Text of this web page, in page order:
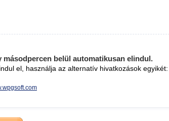
másodpercen belül automatikusan elindul.
el, használja az alternatív hivatkozások egyikét: